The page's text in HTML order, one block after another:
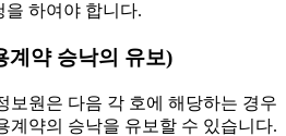
을 하여야 합니다.
계약 승낙의 유보)
보원은 다음 각 호에 해당하는 경우
계약의 승낙을 유보할 수 있습니다.